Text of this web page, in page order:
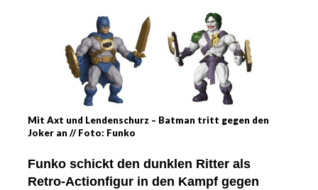
Mit Axt und Lendenschurz – Batman tritt gegen den
Joker an // Foto: Funko
Funko schickt den dunklen Ritter als
Retro-Actionfigur in den Kampf gegen